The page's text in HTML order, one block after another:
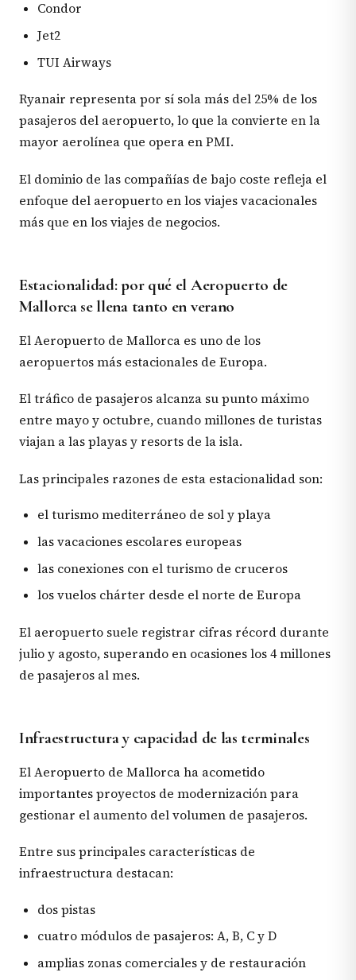
Condor
Jet2
TUI Airways
Ryanair representa por sí sola más del 25% de los
pasajeros del aeropuerto, lo que la convierte en la
mayor aerolínea que opera en PMI.
El dominio de las compañías de bajo coste refleja el
enfoque del aeropuerto en los viajes vacacionales
más que en los viajes de negocios.
Estacionalidad: por qué el Aeropuerto de
Mallorca se llena tanto en verano
El Aeropuerto de Mallorca es uno de los
aeropuertos más estacionales de Europa.
El tráfico de pasajeros alcanza su punto máximo
entre mayo y octubre, cuando millones de turistas
viajan a las playas y resorts de la isla.
Las principales razones de esta estacionalidad son:
el turismo mediterráneo de sol y playa
las vacaciones escolares europeas
las conexiones con el turismo de cruceros
los vuelos chárter desde el norte de Europa
El aeropuerto suele registrar cifras récord durante
julio y agosto, superando en ocasiones los 4 millones
de pasajeros al mes.
Infraestructura y capacidad de las terminales
El Aeropuerto de Mallorca ha acometido
importantes proyectos de modernización para
gestionar el aumento del volumen de pasajeros.
Entre sus principales características de
infraestructura destacan:
dos pistas
cuatro módulos de pasajeros: A, B, C y D
amplias zonas comerciales y de restauración